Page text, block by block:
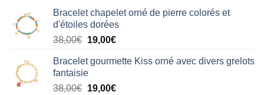
Bracelet chapelet orné de pierre colorés et
d'étoiles dorées
38,00€ Le
initial
était :
38,00€.
19,00€Le
actuel
19,00€.
Bracelet gourmette Kiss orné avec divers grelots
fantaisie
38,00€ Le
19,00€Le